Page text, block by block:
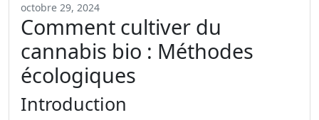
octobre 29, 2024
Comment cultiver du
cannabis bio : Méthodes
écologiques
Introduction